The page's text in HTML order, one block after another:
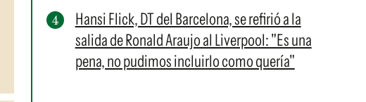
Hansi Flick, DT del Barcelona, se refirió a la
salida de Ronald Araujo al Liverpool: "Es una
pena, no pudimos incluirlo como quería"